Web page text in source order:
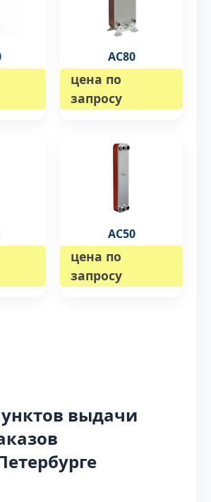
AC80
цена по
запросу
AC50
цена по
запросу
выдачи